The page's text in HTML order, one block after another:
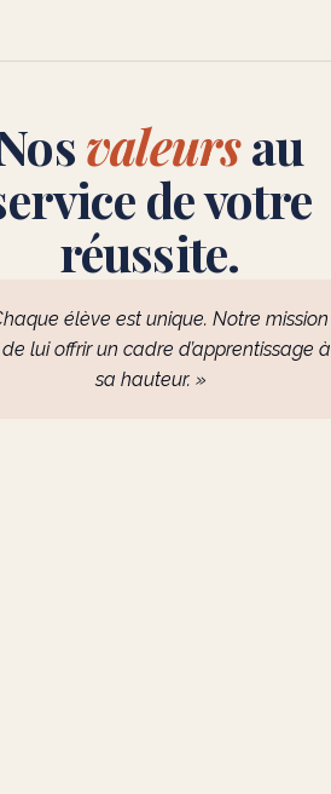
valeursau
de votre
réussite.
élève est unique. Notre mission
lui offrir un cadre d’apprentissage à
sa hauteur. »